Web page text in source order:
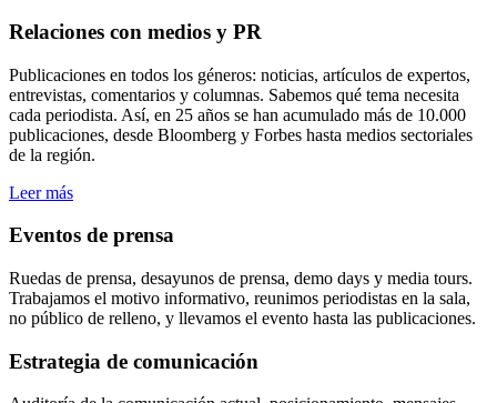
Relaciones con medios y PR
Publicaciones en todos los géneros: noticias, artículos de expertos,
entrevistas, comentarios y columnas. Sabemos qué tema necesita
cada periodista. Así, en 25 años se han acumulado más de 10.000
publicaciones, desde Bloomberg y Forbes hasta medios sectoriales
de la región.
Leer más
Eventos de prensa
Ruedas de prensa, desayunos de prensa, demo days y media tours.
Trabajamos el motivo informativo, reunimos periodistas en la sala,
no público de relleno, y llevamos el evento hasta las publicaciones.
Estrategia de comunicación